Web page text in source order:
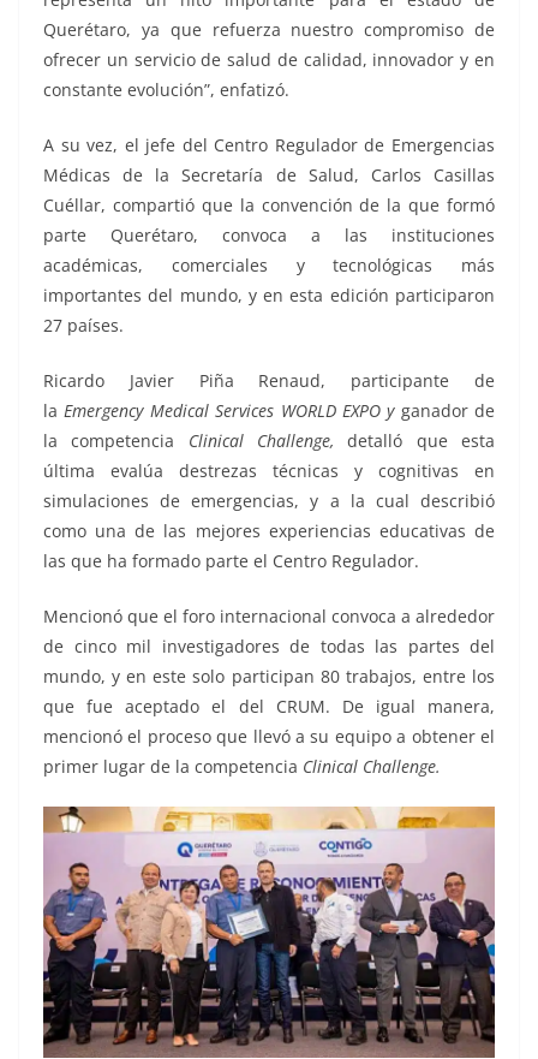
Querétaro, ya que refuerza nuestro compromiso de
ofrecer un servicio de salud de calidad, innovador y en
constante evolución”, enfatizó.
A su vez, el jefe del Centro Regulador de Emergencias
Médicas de la Secretaría de Salud, Carlos Casillas
Cuéllar, compartió que la convención de la que formó
parte Querétaro, convoca a las instituciones
académicas, comerciales y tecnológicas más
importantes del mundo, y en esta edición participaron
27 países.
Ricardo Javier Piña Renaud, participante de
laEmergency Medical Services WORLD EXPO yganador de
la competencia Clinical Challenge,detalló que esta
última evalúa destrezas técnicas y cognitivas en
simulaciones de emergencias, y a la cual describió
como una de las mejores experiencias educativas de
las que ha formado parte el Centro Regulador.
Mencionó que el foro internacional convoca a alrededor
de cinco mil investigadores de todas las partes del
mundo, y en este solo participan 80 trabajos, entre los
que fue aceptado el del CRUM. De igual manera,
mencionó el proceso que llevó a su equipo a obtener el
primer lugar de la competencia Clinical Challenge.